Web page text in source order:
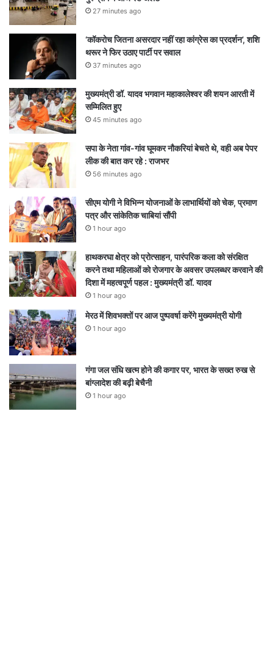
27 minutes ago
‘कॉकरोच जितना असरदार नहीं रहा कांग्रेस का प्रदर्शन’, शशि
थरूर ने फिर उठाए पार्टी पर सवाल
37 minutes ago
मुख्यमंत्री डॉ. यादव भगवान महाकालेश्‍वर की शयन आरती में
सम्मिलित हुए
45 minutes ago
सपा के नेता गांव-गांव घूमकर नौकरियां बेचते थे, वही अब पेपर
लीक की बात कर रहे : राजभर
56 minutes ago
सीएम योगी ने विभिन्न योजनाओं के लाभार्थियों को चेक, प्रमाण
पत्र और सांकेतिक चाबियां सौंपी
1 hour ago
हाथकरघा क्षेत्र को प्रोत्साहन, पारंपरिक कला को संरक्षित
करने तथा महिलाओं को रोजगार के अवसर उपलब्धर करवाने की
दिशा में महत्वपूर्ण पहल : मुख्यमंत्री डॉ. यादव
1 hour ago
मेरठ में शिवभक्तों पर आज पुष्पवर्षा करेंगे मुख्यमंत्री योगी
1 hour ago
गंगा जल संधि खत्म होने की कगार पर, भारत के सख्त रुख से
बांग्लादेश की बढ़ी बेचैनी
1 hour ago